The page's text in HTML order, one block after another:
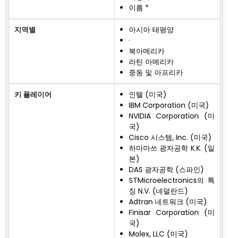
이름 *
지역별
아시아 태평양
·
북아메리카
라틴 아메리카
중동 및 아프리카
키 플레이어
인텔 (미국)
IBM Corporation (미국)
NVIDIA Corporation (미
국)
Cisco 시스템, Inc. (미국)
하마마쓰 광자공학 K.K. (일
본)
DAS 광자공학 (스파인)
STMicroelectronics의 특
징 N.V. (네덜란드)
Adtran 네트워크 (미국)
Finisar Corporation (미
국)
Molex, LLC (미국)